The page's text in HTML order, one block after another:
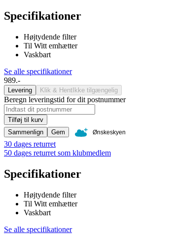
Specifikationer
Højtydende filter
Til Witt emhætter
Vaskbart
Se alle specifikationer
989.-
Levering Klik & Hent Ikke tilgængelig
Beregn leveringstid for dit postnummer
Tilføj til kurv
Sammenlign
Gem Ønskeskyen
30 dages returret
50 dages returret som klubmedlem
Specifikationer
Højtydende filter
Til Witt emhætter
Vaskbart
Se alle specifikationer